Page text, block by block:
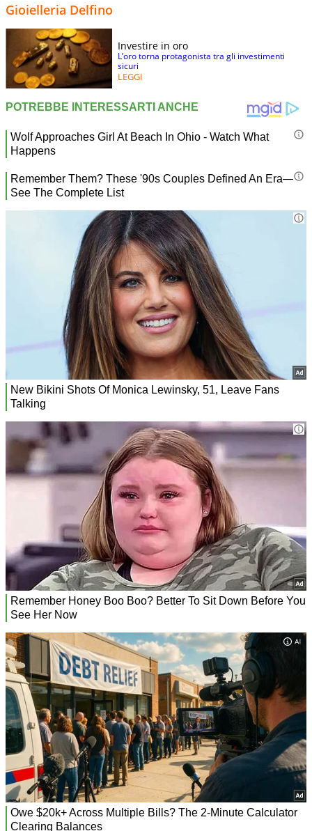
Gioielleria Delfino
Investire in oro
L’oro torna protagonista tra gli investimenti
sicuri
LEGGI